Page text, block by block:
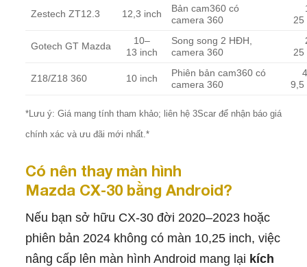
Zestech ZT12.3 12,3 inch
Bản cam360 có
camera 360
25
Gotech GT Mazda
10–
13 inch
Song song 2 HĐH,
camera 360
25
Z18/Z18 360 10 inch
Phiên bản cam360 có
camera 360
9,5
*Lưu ý: Giá mang tính tham khảo; liên hệ 3Scar để nhận báo giá
chính xác và ưu đãi mới nhất.*
Có nên thay màn hình
Mazda CX‑30 bằng Android?
Nếu bạn sở hữu CX‑30 đời 2020–2023 hoặc
phiên bản 2024 không có màn 10,25 inch, việc
nâng cấp lên màn hình Android mang lại kích